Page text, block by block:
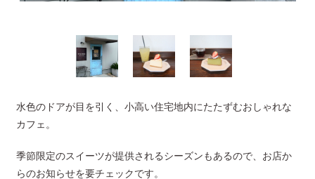
水色のドアが目を引く、小高い住宅地内にたたずむおしゃれな
カフェ。
季節限定のスイーツが提供されるシーズンもあるので、お店か
らのお知らせを要チェックです。